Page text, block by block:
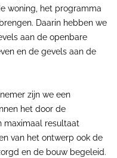
woning, het programma
Daarin hebben we
aan de openbare
en de gevels aan de
zijn we een
het door de
maximaal resultaat
van het ontwerp ook de
en de bouw begeleid.